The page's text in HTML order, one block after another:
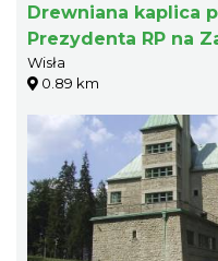
Drewniana kaplica
Prezydenta RP na
Wisła
0.89 km